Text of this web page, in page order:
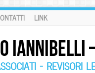
LINK
– REVISORI